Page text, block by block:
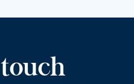
touch